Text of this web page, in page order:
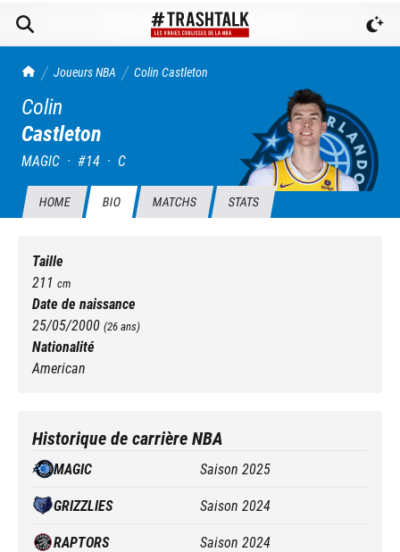
TrashTalk Actu NBA
Joueurs NBA Colin Castleton
Colin
Castleton
MAGIC · #14 · C
HOME BIO MATCHS STATS
Taille
211 cm
Date de naissance
25/05/2000 (26ans)
Nationalité
American
Historique de carrière NBA
MAGIC Saison 2025
GRIZZLIES
Saison 2024
RAPTORS
Saison 2024